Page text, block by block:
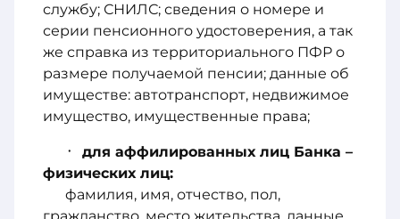
службу; СНИЛС; сведения о номере и
серии пенсионного удостоверения, а так
же справка из территориального ПФР о
размере получаемой пенсии; данные об
имуществе: автотранспорт, недвижимое
имущество, имущественные права;
для аффилированных лиц Банка –
физических лиц:
фамилия, имя, отчество, пол,